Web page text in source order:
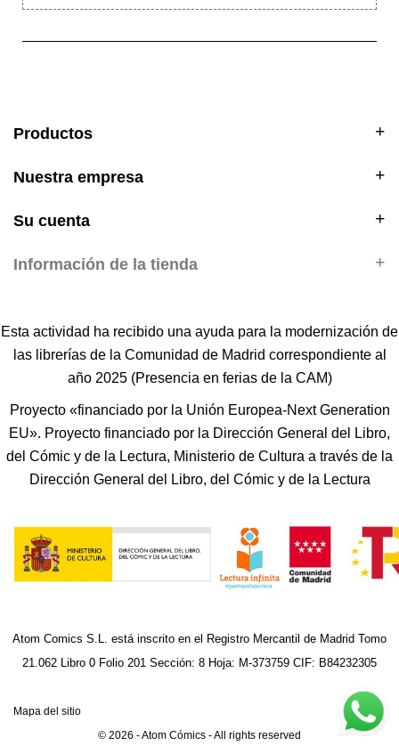
Productos
Nuestra empresa
Su cuenta
Información de la tienda
Esta actividad ha recibido una ayuda para la modernización de
las librerías de la Comunidad de Madrid correspondiente al
año 2025 (Presencia en ferias de la CAM)
Proyecto «financiado por la Unión Europea-Next Generation
EU». Proyecto financiado por la Dirección General del Libro,
del Cómic y de la Lectura, Ministerio de Cultura a través de la
Dirección General del Libro, del Cómic y de la Lectura
Atom Comics S.L. está inscrito en el Registro Mercantil de Madrid Tomo
21.062 Libro 0 Folio 201 Sección: 8 Hoja: M-373759 CIF: B84232305
© 2026 - Atom Cómics - All rights reserved
Mapa del sitio